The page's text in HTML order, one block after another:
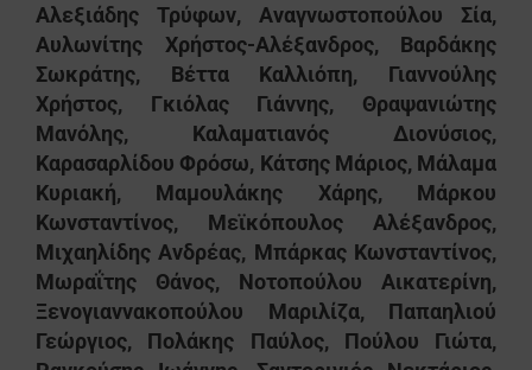
Αλεξιάδης Τρύφων, Αναγνωστοπούλου Σία,
Αυλωνίτης Χρήστος-Αλέξανδρος, Βαρδάκης
Σωκράτης, Βέττα Καλλιόπη, Γιαννούλης
Χρήστος, Γκιόλας Γιάννης, Θραψανιώτης
Μανόλης, Καλαματιανός Διονύσιος,
Καρασαρλίδου Φρόσω, Κάτσης Μάριος, Μάλαμα
Κυριακή, Μαμουλάκης Χάρης, Μάρκου
Κωνσταντίνος, Μεϊκόπουλος Αλέξανδρος,
Μιχαηλίδης Ανδρέας, Μπάρκας Κωνσταντίνος,
Μωραΐτης Θάνος, Νοτοπούλου Αικατερίνη,
Ξενογιαννακοπούλου Μαριλίζα, Παπαηλιού
Γεώργιος, Πολάκης Παύλος, Πούλου Γιώτα,